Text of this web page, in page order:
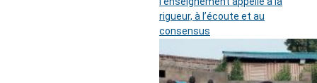
rigueur, à l’écoute et au
consensus